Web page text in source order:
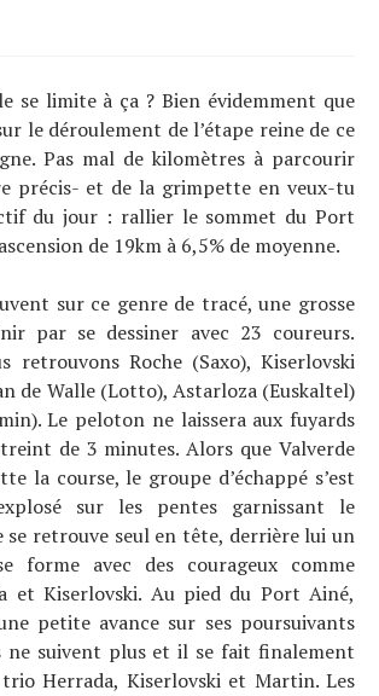
se limite à ça ? Bien évidemment que
le déroulement de l’étape reine de ce
Pas mal de kilomètres à parcourir
précis- et de la grimpette en veux-tu
du jour : rallier le sommet du Port
de 19km à 6,5% de moyenne.
sur ce genre de tracé, une grosse
par se dessiner avec 23 coureurs.
retrouvons Roche (Saxo), Kiserlovski
de Walle (Lotto), Astarloza (Euskaltel)
Le peloton ne laissera aux fuyards
de 3 minutes. Alors que Valverde
la course, le groupe d’échappé s’est
sur les pentes garnissant le
se retrouve seul en tête, derrière lui un
forme avec des courageux comme
et Kiserlovski. Au pied du Port Ainé,
petite avance sur ses poursuivants
ne suivent plus et il se fait finalement
Herrada, Kiserlovski et Martin. Les